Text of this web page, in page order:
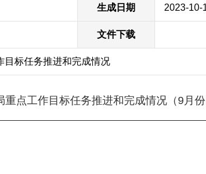
生成日期 2023-10-
文件下载
目标任务推进和完成情况
重点工作目标任务推进和完成情况（9月份